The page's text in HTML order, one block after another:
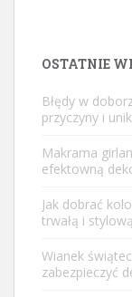
OSTATNIE
Błędy w
przyczyny i
Makrama
efektowną
Jak dobrać
trwałą i
Wianek
zabezpieczyć